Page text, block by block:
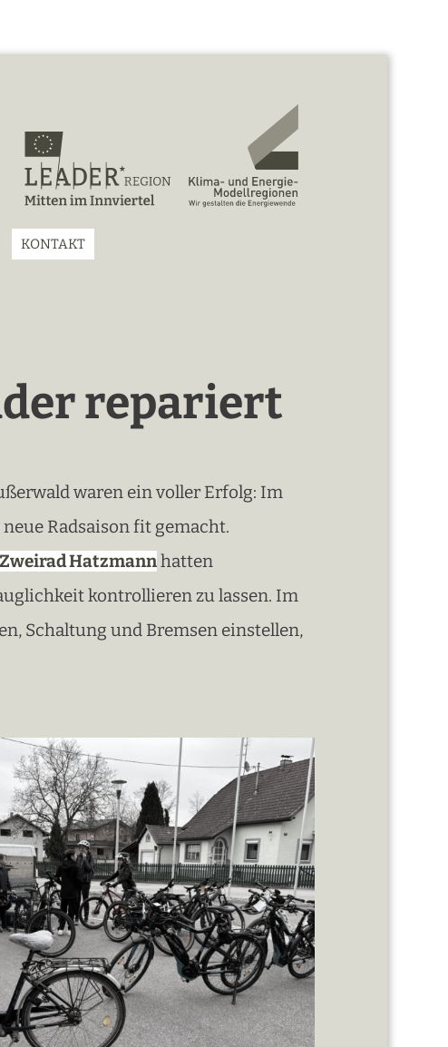
KONTAKT
repariert
waren ein voller Erfolg: Im
Radsaison fit gemacht.
Hatzmannhatten
kontrollieren zu lassen. Im
Schaltung und Bremsen einstellen,